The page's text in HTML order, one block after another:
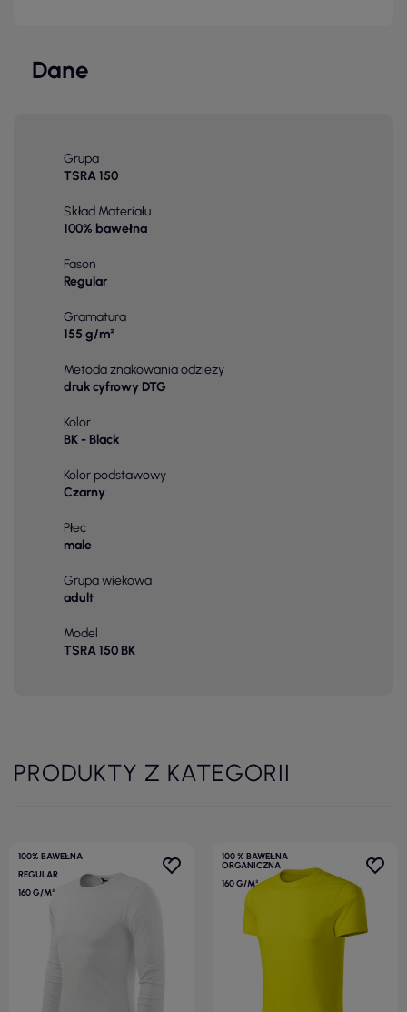
Dane
Grupa
TSRA 150
Skład Materiału
100% bawełna
Fason
Regular
Gramatura
155 g/m²
Metoda znakowania odzieży
druk cyfrowy DTG
Kolor
BK - Black
Kolor podstawowy
Czarny
Płeć
male
Grupa wiekowa
adult
Model
TSRA 150 BK
PRODUKTY Z KATEGORII
100% BAWEŁNA
REGULAR
160 G/M²
100 % BAWEŁNA
ORGANICZNA
160 G/M²